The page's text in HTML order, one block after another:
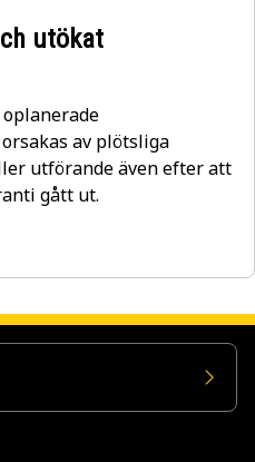
utökat
av plötsliga
utförande även efter att
gått ut.